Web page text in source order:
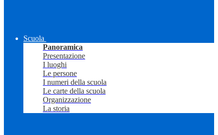
Scuola
Panoramica
Presentazione
I luoghi
Le persone
I numeri della scuola
Le carte della scuola
Organizzazione
La storia